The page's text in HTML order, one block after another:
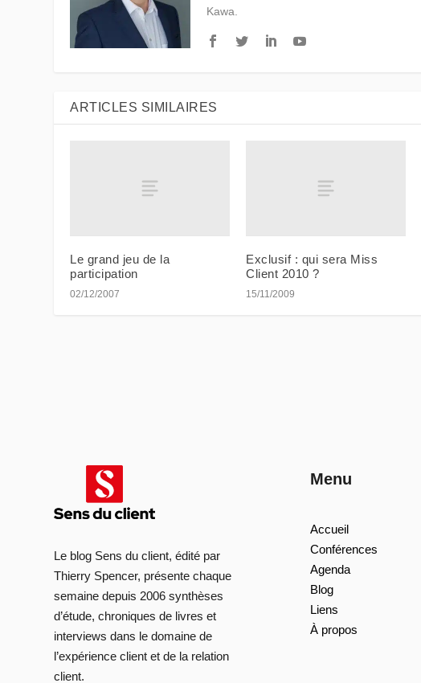
Kawa.
ARTICLES SIMILAIRES
Le grand jeu de la
participation
02/12/2007
Exclusif : qui sera Miss
Client 2010 ?
15/11/2009
Le blog Sens du client, édité par
Thierry Spencer, présente chaque
semaine depuis 2006 synthèses
d’étude, chroniques de livres et
interviews dans le domaine de
l’expérience client et de la relation
client.
Menu
Accueil
Conférences
Agenda
Blog
Liens
À propos